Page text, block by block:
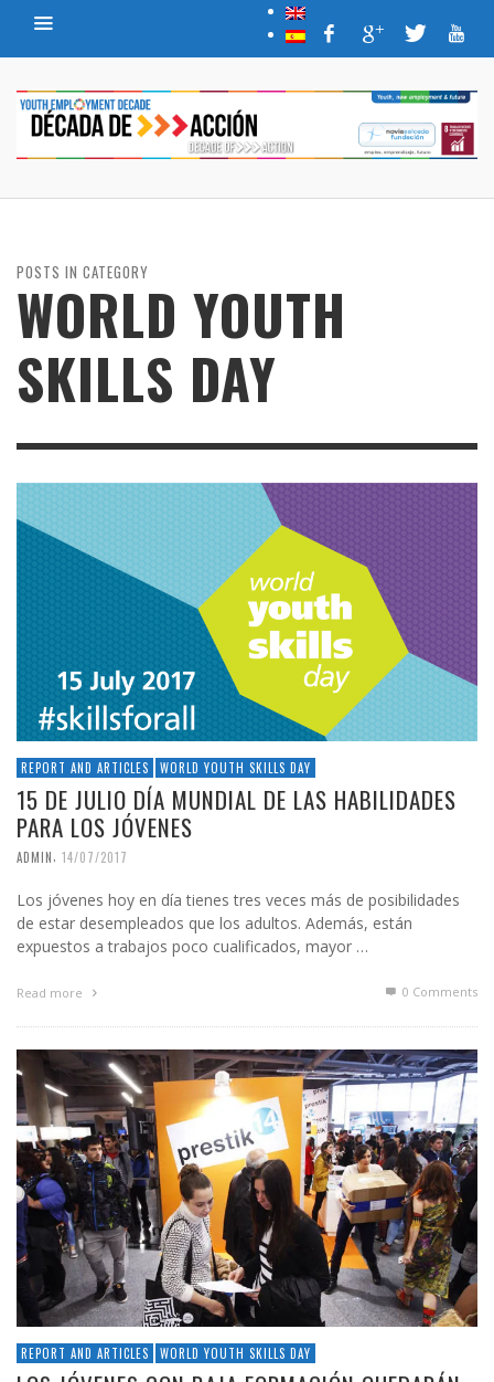
POSTS IN CATEGORY
WORLD YOUTH
SKILLS DAY
REPORT AND ARTICLES WORLD YOUTH SKILLS DAY
15 DE JULIO DÍA MUNDIAL DE LAS HABILIDADES
PARA LOS JÓVENES
ADMIN, 14/07/2017
Los jóvenes hoy en día tienes tres veces más de posibilidades
de estar desempleados que los adultos. Además, están
expuestos a trabajos poco cualificados, mayor …
Read more 0 Comments
REPORT AND ARTICLES WORLD YOUTH SKILLS DAY